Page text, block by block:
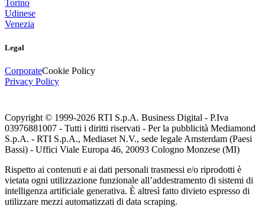
Torino
Udinese
Venezia
Legal
CorporateCookie Policy
Privacy Policy
Copyright © 1999-2026 RTI S.p.A. Business Digital - P.Iva
03976881007 - Tutti i diritti riservati - Per la pubblicità Mediamond
S.p.A. - RTI S.p.A., Mediaset N.V., sede legale Amsterdam (Paesi
Bassi) - Uffici Viale Europa 46, 20093 Cologno Monzese (MI)
Rispetto ai contenuti e ai dati personali trasmessi e/o riprodotti è
vietata ogni utilizzazione funzionale all’addestramento di sistemi di
intelligenza artificiale generativa. È altresì fatto divieto espresso di
utilizzare mezzi automatizzati di data scraping.